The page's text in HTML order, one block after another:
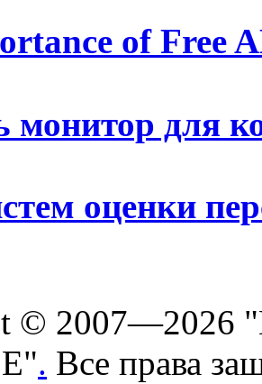
of Free
монитор для
оценки
© 2007—2026
. Все права